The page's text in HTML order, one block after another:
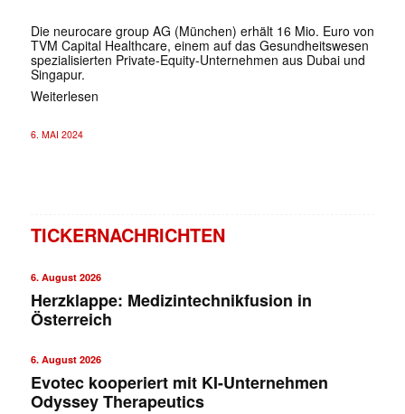
Die neurocare group AG (München) erhält 16 Mio. Euro von
TVM Capital Healthcare, einem auf das Gesundheitswesen
spezialisierten Private-Equity-Unternehmen aus Dubai und
Singapur.
Weiterlesen
6. MAI 2024
TICKERNACHRICHTEN
6. August 2026
Herzklappe: Medizintechnikfusion in
Österreich
6. August 2026
Evotec kooperiert mit KI-Unternehmen
Odyssey Therapeutics